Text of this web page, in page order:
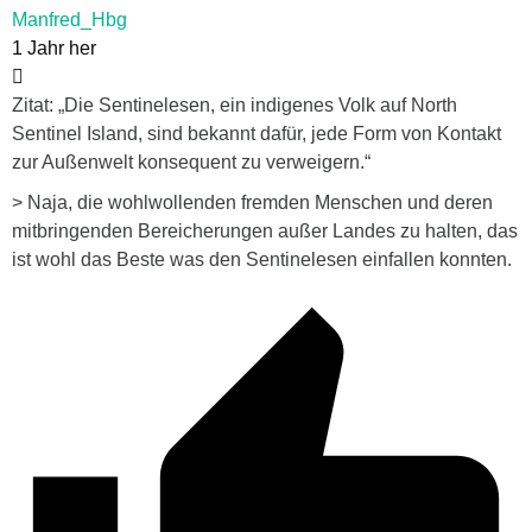
Manfred_Hbg
1 Jahr her
Zitat: „Die Sentinelesen, ein indigenes Volk auf North
Sentinel Island, sind bekannt dafür, jede Form von Kontakt
zur Außenwelt konsequent zu verweigern.“
> Naja, die wohlwollenden fremden Menschen und deren
mitbringenden Bereicherungen außer Landes zu halten, das
ist wohl das Beste was den Sentinelesen einfallen konnten.